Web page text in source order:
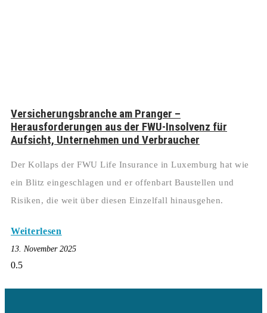
Versicherungsbranche am Pranger –
Herausforderungen aus der FWU-Insolvenz für
Aufsicht, Unternehmen und Verbraucher
Der Kollaps der FWU Life Insurance in Luxemburg hat wie
ein Blitz eingeschlagen und er offenbart Baustellen und
Risiken, die weit über diesen Einzelfall hinausgehen.
Weiterlesen
13. November 2025